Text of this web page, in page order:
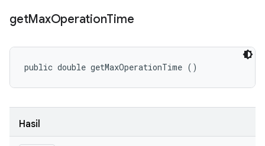
getMaxOperationTime
public double getMaxOperationTime ()
Hasil